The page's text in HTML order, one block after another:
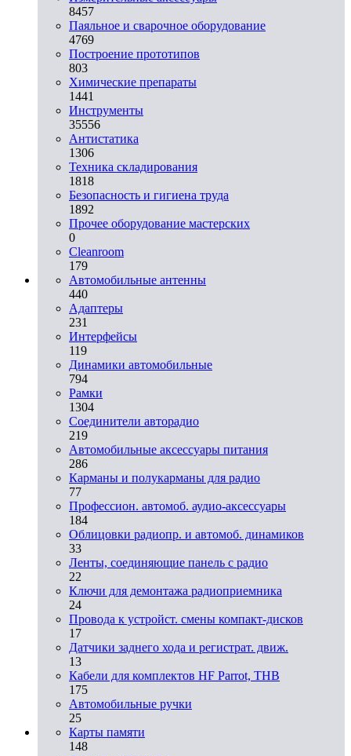
8457
Паяльное и сварочное оборудование
4769
Построение прототипов
803
Химические препараты
1441
Инструменты
35556
Aнтистатика
1306
Техника складирования
1818
Безопасность и гигиена труда
1892
Прочее оборудование мастерских
0
Cleanroom
179
Автомобильные антенны
440
Адаптеры
231
Интерфейсы
119
Динамики автомобильные
794
Рамки
1304
Соединители авторадио
219
Автомобильные аксессуары питания
286
Карманы и полукарманы для радио
77
Профессион. автомоб. аудио-аксессуары
184
Облицовки радиопр. и автомоб. динамиков
33
Ленты, соединяющие панель с радио
22
Ключи для демонтажа радиоприемника
24
Провода к устройст. смены компакт-дисков
17
Датчики заднего хода и регистрат. движ.
13
Кабели для комплектов HF Parrot, THB
175
Автомобильные ручки
25
Карты памяти
148